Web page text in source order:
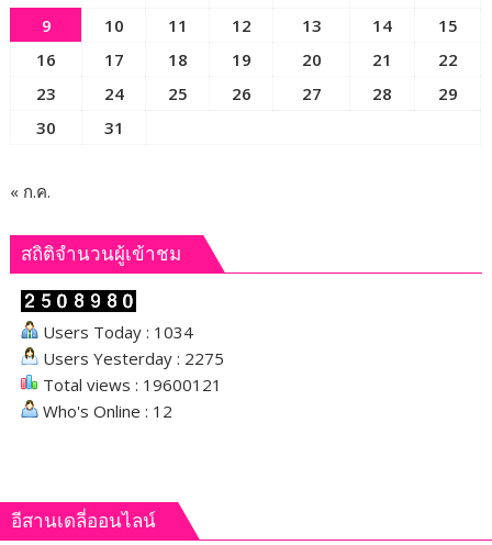
9
10 11 12 13 14
15
16
17 18 19 20 21
22
23
24 25 26 27 28
29
30
31
« ก.ค.
สถิติจำนวนผู้เข้าชม
Users Today : 1034
Users Yesterday : 2275
Total views : 19600121
Who's Online : 12
อีสานเดลี่ออนไลน์